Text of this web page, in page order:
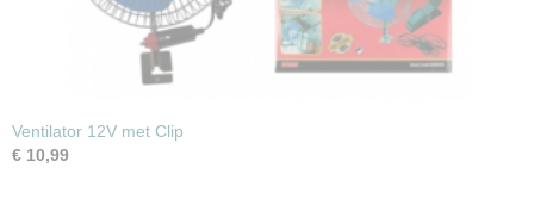
Ventilator 12V met Clip
€ 10,99